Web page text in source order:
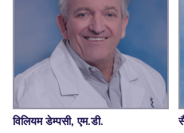
विलियम डेम्पसी, एम.डी.